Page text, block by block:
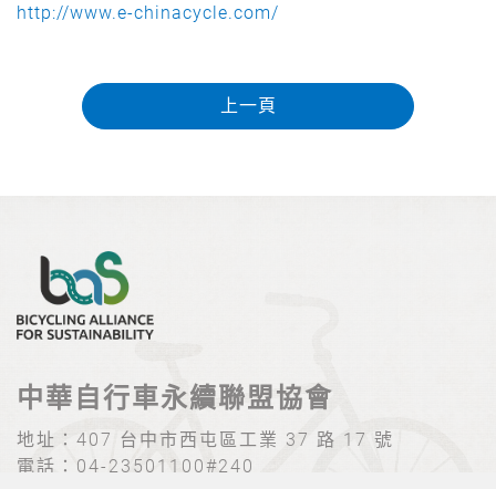
http://www.e-chinacycle.com/
上一頁
中華自行車永續聯盟協會
地址： 407 台中市西屯區工業 37 路 17 號
電話： 04-23501100#240